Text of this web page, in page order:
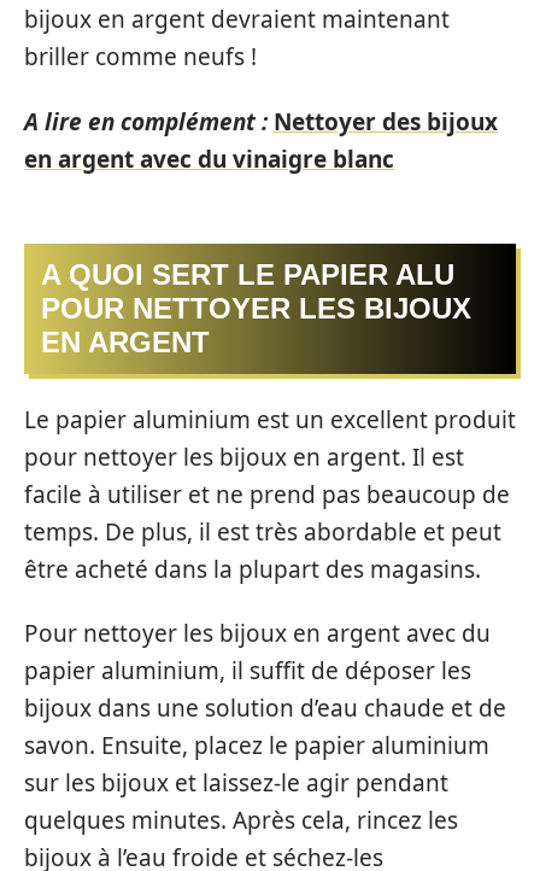
bijoux en argent devraient maintenant
briller comme neufs !
A lire en complément : Nettoyer des bijoux
en argent avec du vinaigre blanc
A QUOI SERT LE PAPIER ALU
POUR NETTOYER LES BIJOUX
EN ARGENT
Le papier aluminium est un excellent produit
pour nettoyer les bijoux en argent. Il est
facile à utiliser et ne prend pas beaucoup de
temps. De plus, il est très abordable et peut
être acheté dans la plupart des magasins.
Pour nettoyer les bijoux en argent avec du
papier aluminium, il suffit de déposer les
bijoux dans une solution d’eau chaude et de
savon. Ensuite, placez le papier aluminium
sur les bijoux et laissez-le agir pendant
quelques minutes. Après cela, rincez les
bijoux à l’eau froide et séchez-les